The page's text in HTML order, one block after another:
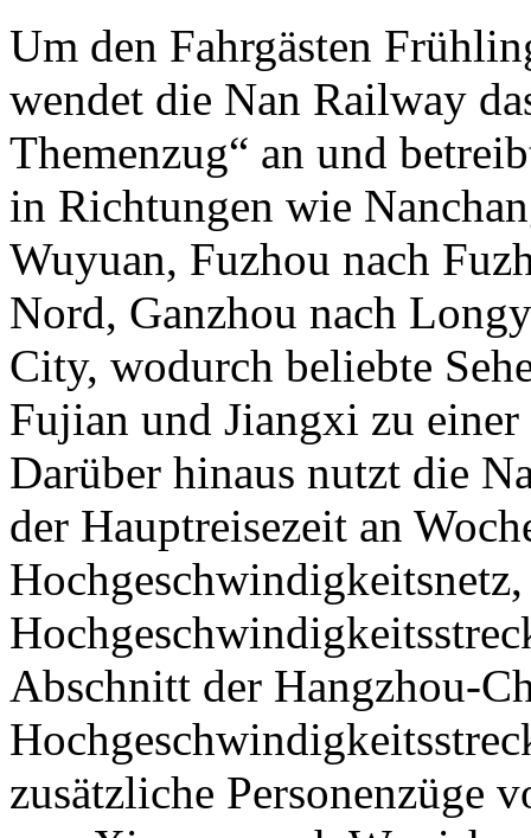
Um den Fahrgästen
wendet die Nan Railway
Themenzug“ an und
in Richtungen wie
Wuyuan, Fuzhou nach
Nord, Ganzhou nach
City, wodurch beliebte
Fujian und Jiangxi zu
Darüber hinaus nutzt die
der Hauptreisezeit an
Abschnitt der Hangzhou-
zusätzliche Personenzüge